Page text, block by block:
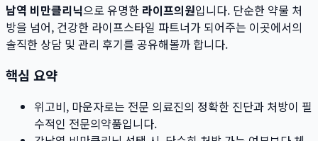
남역 비만클리닉으로 유명한 라이프의원입니다. 단순한 약물 처
방을 넘어, 건강한 라이프스타일 파트너가 되어주는 이곳에서의
솔직한 상담 및 관리 후기를 공유해볼까 합니다.
핵심 요약
위고비, 마운자로는 전문 의료진의 정확한 진단과 처방이 필
수적인 전문의약품입니다.